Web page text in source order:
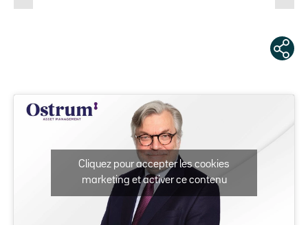
Cliquez pour accepter les cookies
marketing et activer ce contenu